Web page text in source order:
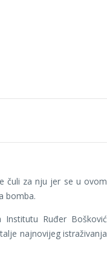
čuli za nju jer se u ovom
bomba.
Institutu Ruđer Bošković
najnovijeg istraživanja